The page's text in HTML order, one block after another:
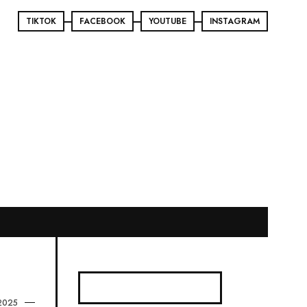
INSTAGRAM
YOUTUBE
FACEBOOK
TIKTOK